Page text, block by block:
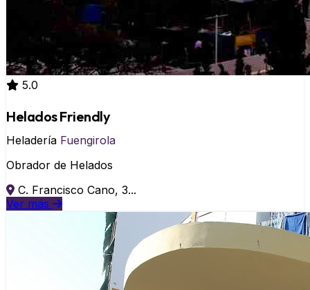
5.0
Helados Friendly
Heladería Fuengirola
Obrador de Helados
C. Francisco Cano, 3...
Ver más